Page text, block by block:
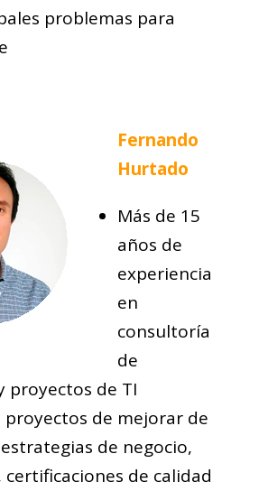
problemas para
Fernando
Hurtado
Más de 15
años de
experiencia
en
consultoría
de
proyectos de TI
proyectos de mejorar de
de negocio,
certificaciones de calidad